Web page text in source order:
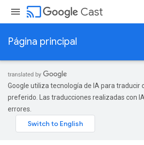
cast Cast
Página principal
Google utiliza tecnología de IA para traducir
preferido. Las traducciones realizadas con
errores.